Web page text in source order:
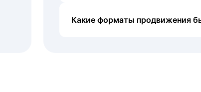
Какие форматы продвижения